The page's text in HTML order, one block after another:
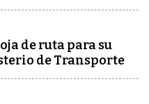
de ruta para su
de Transporte